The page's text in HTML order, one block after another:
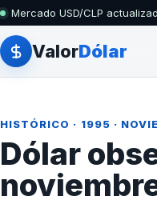
Mercado USD/CLP
ValorDólar
HISTÓRICO · 1995 ·
Dólar